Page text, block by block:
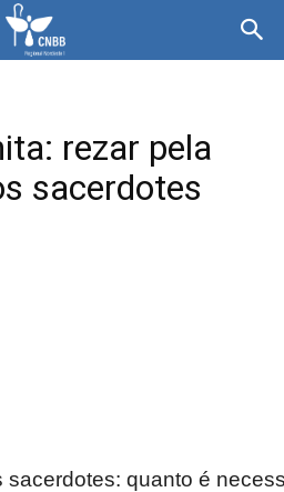
rezar pela
sacerdotes
sacerdotes: quanto é